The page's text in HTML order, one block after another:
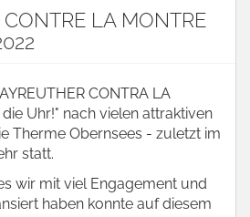
CONTRE LA MONTRE
CONTRA LA
Uhr!" nach vielen attraktiven
Therme Obernsees - zuletzt im
statt.
wir mit viel Engagement und
haben konnte auf diesem